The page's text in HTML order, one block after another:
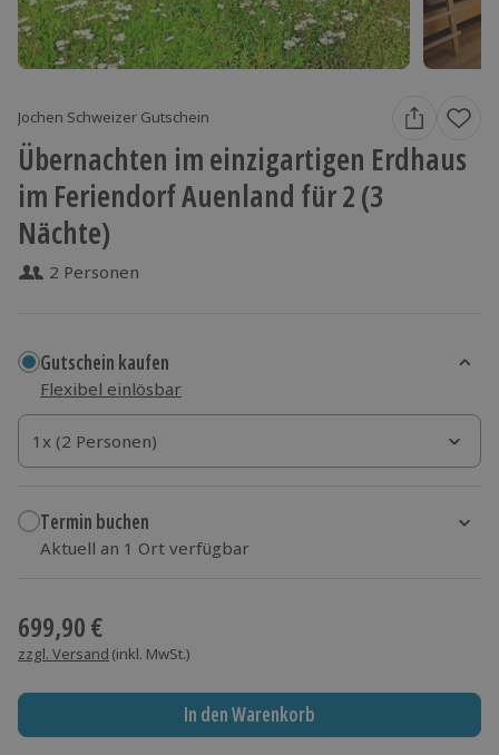
Jochen Schweizer Gutschein
Übernachten im einzigartigen Erdhaus
im Feriendorf Auenland für 2 (3
Nächte)
2 Personen
Gutschein kaufen
Flexibel einlösbar
1x (2 Personen)
1x (2 Personen)
1x (2 Personen)
Termin buchen
Aktuell an 1 Ort verfügbar
699,90 €
zzgl. Versand (inkl. MwSt.)
In den Warenkorb